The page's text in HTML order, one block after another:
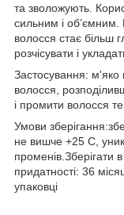
та зволожують.
сильним і
волосся стає більш
розчісувати і
Застосування:
волосся,
і промити волосся
Умови
не вишче +25 С,
променів.Зберігати
придатності: 36
упаковці